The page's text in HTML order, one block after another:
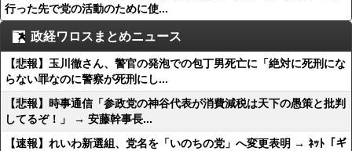
行った先で党の活動のために使...
政経ワロスまとめニュース
【悲報】玉川徹さん、警官の発泡での包丁男死亡に「絶対に死刑にな
らない罪なのに警察が死刑にし...
【悲報】時事通信「参政党の神谷代表が消費減税は天下の愚策と批判
してるぞ！」 → 安藤幹事長...
【速報】れいわ新選組、党名を「いのちの党」へ変更表明 → ﾈｯﾄ「ギ